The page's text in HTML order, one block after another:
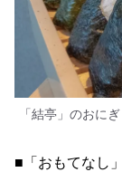
「結亭」のおに
■「おもてなし